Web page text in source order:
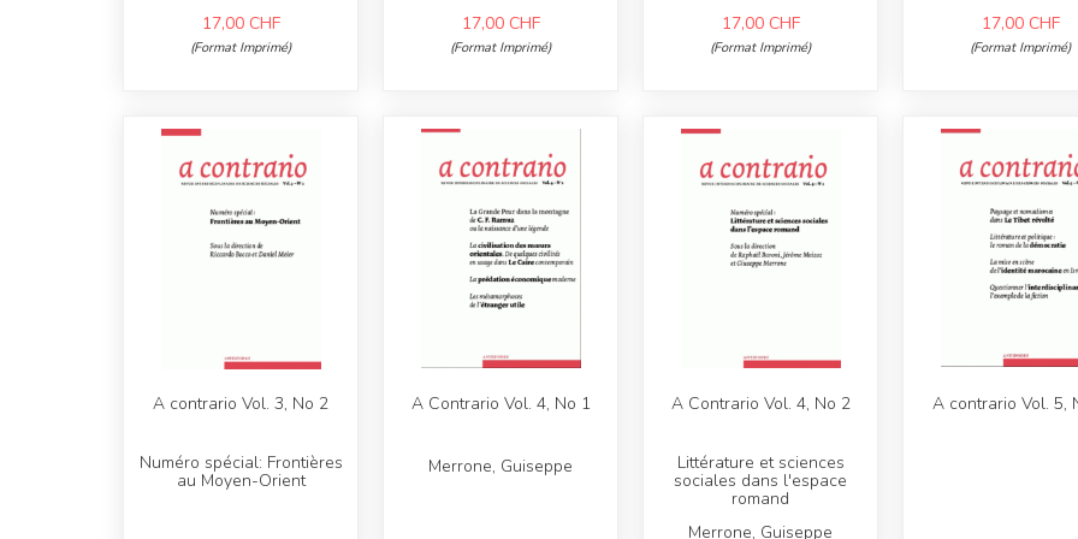
17,00 CHF
(Format Imprimé)
17,00 CHF
(Format Imprimé)
17,00 CHF
(Format Imprimé)
17,00 CHF
(Format Imprimé)
A contrario Vol. 3, No 2
Numéro spécial: Frontières
au Moyen-Orient
A Contrario Vol. 4, No 1
Merrone, Guiseppe
A Contrario Vol. 4, No 2
Littérature et sciences
sociales dans l'espace
romand
Merrone, Guiseppe
A contrario Vol. 5,